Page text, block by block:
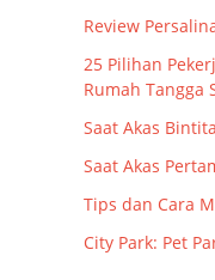
Review
25 Pilihan
Rumah Tangga
Saat Akas
Saat Akas
Tips dan Cara
City Park: Pet